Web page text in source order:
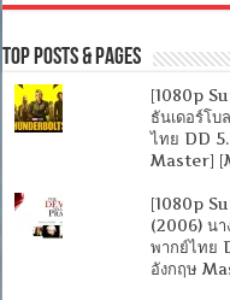
Top Posts & Pages
[1080p
ธันเดอร์โ
ไทย DD
Master]
[1080p
(2006) นา
พากย์ไทย
อังกฤษ